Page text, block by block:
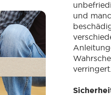
und
verringert.